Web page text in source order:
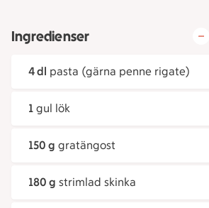
Ingredienser
4 dl pasta (gärna penne rigate)
1 gul lök
150 g gratängost
180 g strimlad skinka